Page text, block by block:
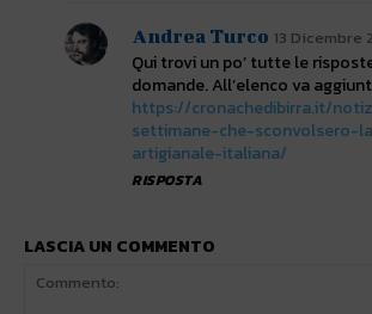
Andrea Turco 13 Dicembre
Qui trovi un po’ tutte le
domande. All’elenco va
https://cronachedibirra.it/
settimane-che-sconvolsero-
artigianale-italiana/
RISPOSTA
LASCIA UN COMMENTO